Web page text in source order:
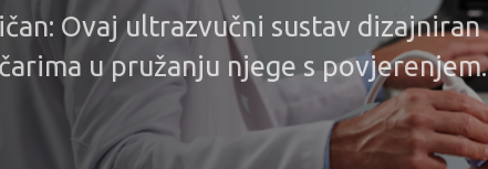
Ovaj ultrazvučni sustav dizajniran
u pružanju njege s povjerenjem.